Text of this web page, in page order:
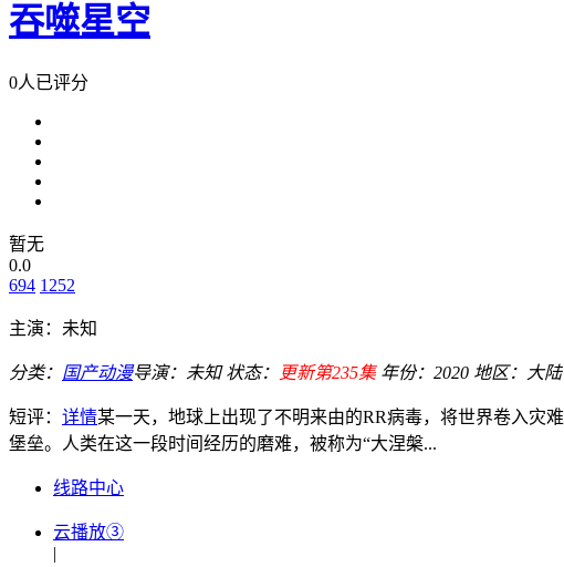
吞噬星空
0人已评分
暂无
0.0
694 1252
主演： 未知
分类： 国产动漫导演： 未知 状态： 更新第235集 年份： 2020 地区： 大陆
短评： 详情某一天，地球上出现了不明来由的RR病毒，将世界卷入灾
堡垒。人类在这一段时间经历的磨难，被称为“大涅槃...
线路中心
云播放③
|